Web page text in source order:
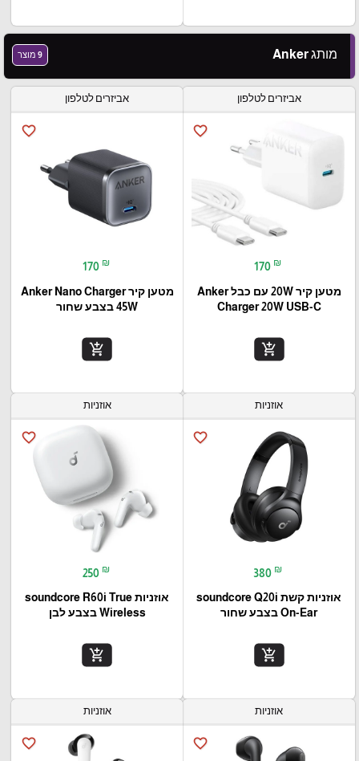
מותג Anker 9 מוצר
אביזרים לטלפון
favorite_border
170 ₪
מטען קיר 20W עם כבל Anker
Charger 20W USB-C
add_shopping_cart
אביזרים לטלפון
favorite_border
170 ₪
מטען קיר Anker Nano Charger
45W בצבע שחור
add_shopping_cart
אוזניות
favorite_border
380 ₪
אוזניות קשת soundcore Q20i
On-Ear בצבע שחור
add_shopping_cart
אוזניות
favorite_border
250 ₪
אוזניות soundcore R60i True
Wireless בצבע לבן
add_shopping_cart
אוזניות
favorite_border
אוזניות
favorite_border